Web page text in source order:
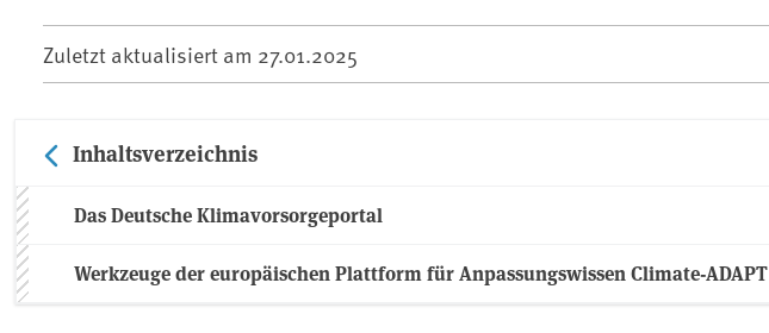
Zuletzt aktualisiert am 27.01.2025
Inhaltsverzeichnis
Das Deutsche Klimavorsorgeportal
Werkzeuge der europäischen Plattform für Anpassungswissen Climate-ADAPT